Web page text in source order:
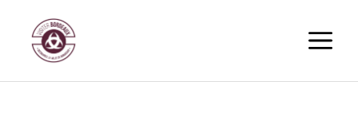
contenu